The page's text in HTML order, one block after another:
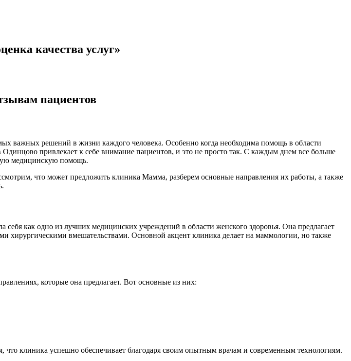
качества услуг»
пациентов
важных решений в жизни каждого человека. Особенно когда необходима помощь в области
привлекает к себе внимание пациентов, и это не просто так. С каждым днем все больше
медицинскую помощь.
что может предложить клиника Мамма, разберем основные направления их работы, а также
как одно из лучших медицинских учреждений в области женского здоровья. Она предлагает
хирургическими вмешательствами. Основной акцент клиника делает на маммологии, но также
которые она предлагает. Вот основные из них:
что клиника успешно обеспечивает благодаря своим опытным врачам и современным технологиям.